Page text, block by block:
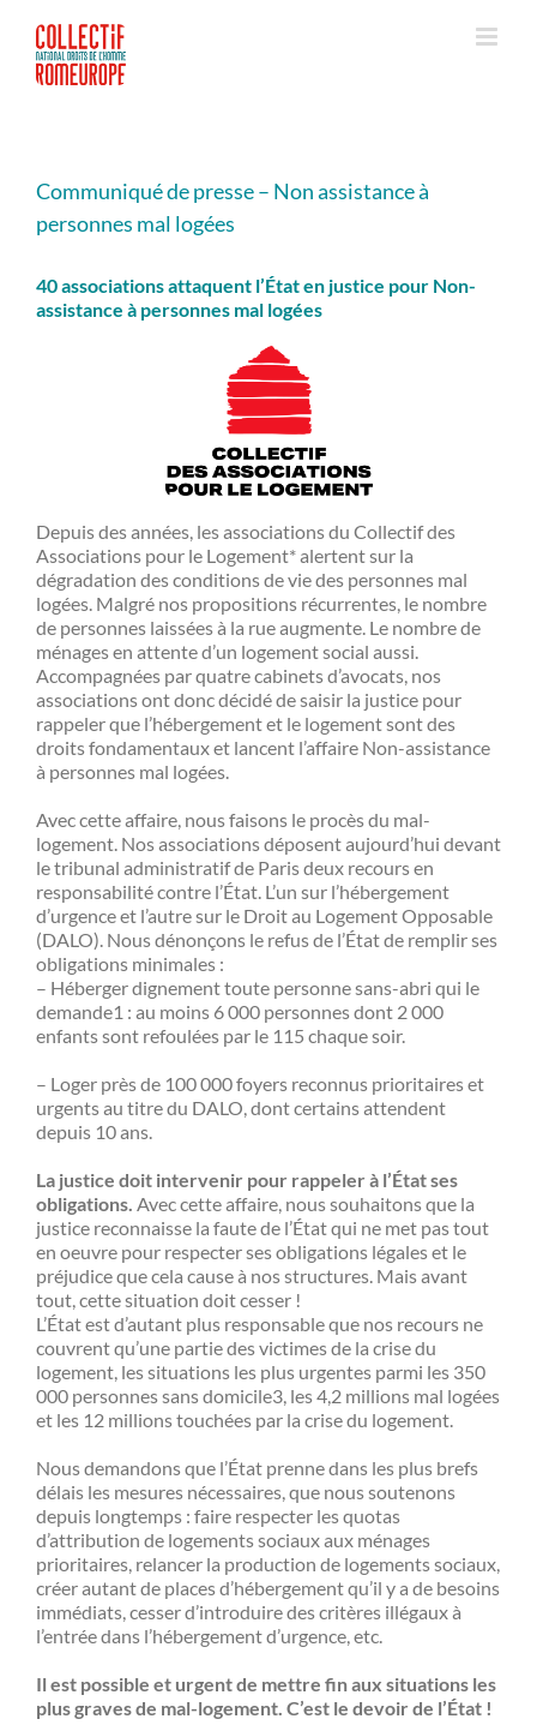
contenu
Communiqué de presse – Non assistance à
personnes mal logées
40 associations attaquent l’État en justice pour Non-
assistance à personnes mal logées
Depuis des années, les associations du Collectif des
Associations pour le Logement* alertent sur la
dégradation des conditions de vie des personnes mal
logées. Malgré nos propositions récurrentes, le nombre
de personnes laissées à la rue augmente. Le nombre de
ménages en attente d’un logement social aussi.
Accompagnées par quatre cabinets d’avocats, nos
associations ont donc décidé de saisir la justice pour
rappeler que l’hébergement et le logement sont des
droits fondamentaux et lancent l’affaire Non-assistance
à personnes mal logées.
Avec cette affaire, nous faisons le procès du mal-
logement. Nos associations déposent aujourd’hui devant
le tribunal administratif de Paris deux recours en
responsabilité contre l’État. L’un sur l’hébergement
d’urgence et l’autre sur le Droit au Logement Opposable
(DALO). Nous dénonçons le refus de l’État de remplir ses
obligations minimales :
– Héberger dignement toute personne sans-abri qui le
demande1 : au moins 6 000 personnes dont 2 000
enfants sont refoulées par le 115 chaque soir.
– Loger près de 100 000 foyers reconnus prioritaires et
urgents au titre du DALO, dont certains attendent
depuis 10 ans.
La justice doit intervenir pour rappeler à l’État ses
obligations. Avec cette affaire, nous souhaitons que la
justice reconnaisse la faute de l’État qui ne met pas tout
en oeuvre pour respecter ses obligations légales et le
préjudice que cela cause à nos structures. Mais avant
tout, cette situation doit cesser !
L’État est d’autant plus responsable que nos recours ne
couvrent qu’une partie des victimes de la crise du
logement, les situations les plus urgentes parmi les 350
000 personnes sans domicile3, les 4,2 millions mal logées
et les 12 millions touchées par la crise du logement.
Nous demandons que l’État prenne dans les plus brefs
délais les mesures nécessaires, que nous soutenons
depuis longtemps : faire respecter les quotas
d’attribution de logements sociaux aux ménages
prioritaires, relancer la production de logements sociaux,
créer autant de places d’hébergement qu’il y a de besoins
immédiats, cesser d’introduire des critères illégaux à
l’entrée dans l’hébergement d’urgence, etc.
Il est possible et urgent de mettre fin aux situations les
plus graves de mal-logement. C’est le devoir de l’État !